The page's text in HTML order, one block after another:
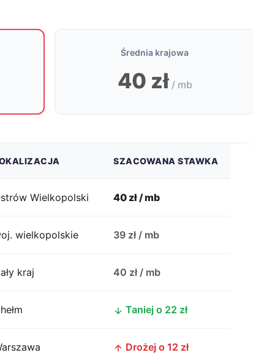
Średnia krajowa
40 zł / mb
SZACOWANA STAWKA
Wielkopolski 40 zł / mb
wielkopolskie 39 zł / mb
kraj 40 zł / mb
Taniej o 22 zł
Drożej o 12 zł